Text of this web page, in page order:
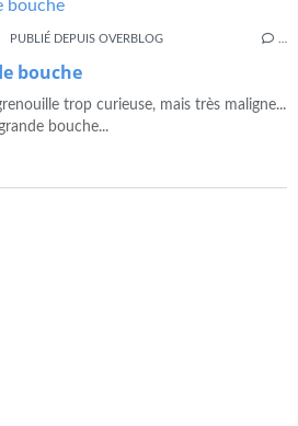
PUBLIÉ DEPUIS OVERBLOG
bouche
trop curieuse, mais très maligne...
bouche...